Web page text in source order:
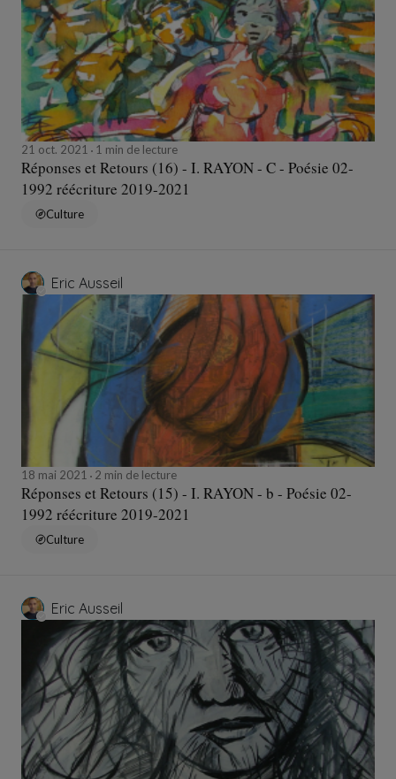
21 oct. 2021 1 min de lecture
Réponses et Retours (16) - I. RAYON - C - Poésie 02-
1992 réécriture 2019-2021
Culture
Eric Ausseil
18 mai 2021 2 min de lecture
Réponses et Retours (15) - I. RAYON - b - Poésie 02-
1992 réécriture 2019-2021
Culture
Eric Ausseil